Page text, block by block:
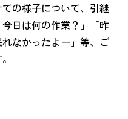
の様子について、引継
日は何の作業？」「昨
なかったよー」等、ご